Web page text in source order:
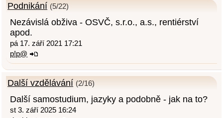
Podnikání (5/22)
Nezávislá obživa - OSVČ, s.r.o., a.s., rentiérství
apod.
pá 17. září 2021 17:21
p!p@
Další vzdělávání (2/16)
Další samostudium, jazyky a podobně - jak na to?
st 3. září 2025 16:24